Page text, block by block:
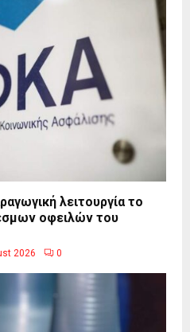
λειτουργία το
οφειλών του
2026 0